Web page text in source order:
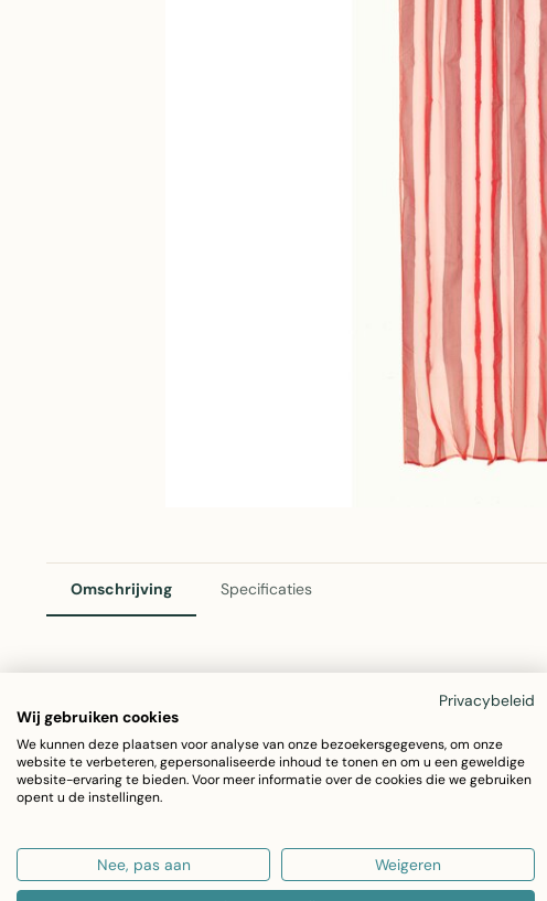
Omschrijving Specificaties
Voeg warmte en kleur toe aan je interieur met het prachtige
hoogwaardige gordijn is gemaakt van duurzaam polyester en
stijl.
Afmetingen: 140x245cm - perfecte maat voor standaard
Kleur: Elegant rood voor een sfeervolle uitstraling
Privacybeleid
Wij gebruiken cookies
We kunnen deze plaatsen voor analyse van onze bezoekersgegevens, om onze
website te verbeteren, gepersonaliseerde inhoud te tonen en om u een geweldige
website-ervaring te bieden. Voor meer informatie over de cookies die we gebruiken
opent u de instellingen.
Nee, pas aan Weigeren